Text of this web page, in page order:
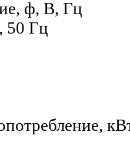
ф, В, Гц
50 Гц